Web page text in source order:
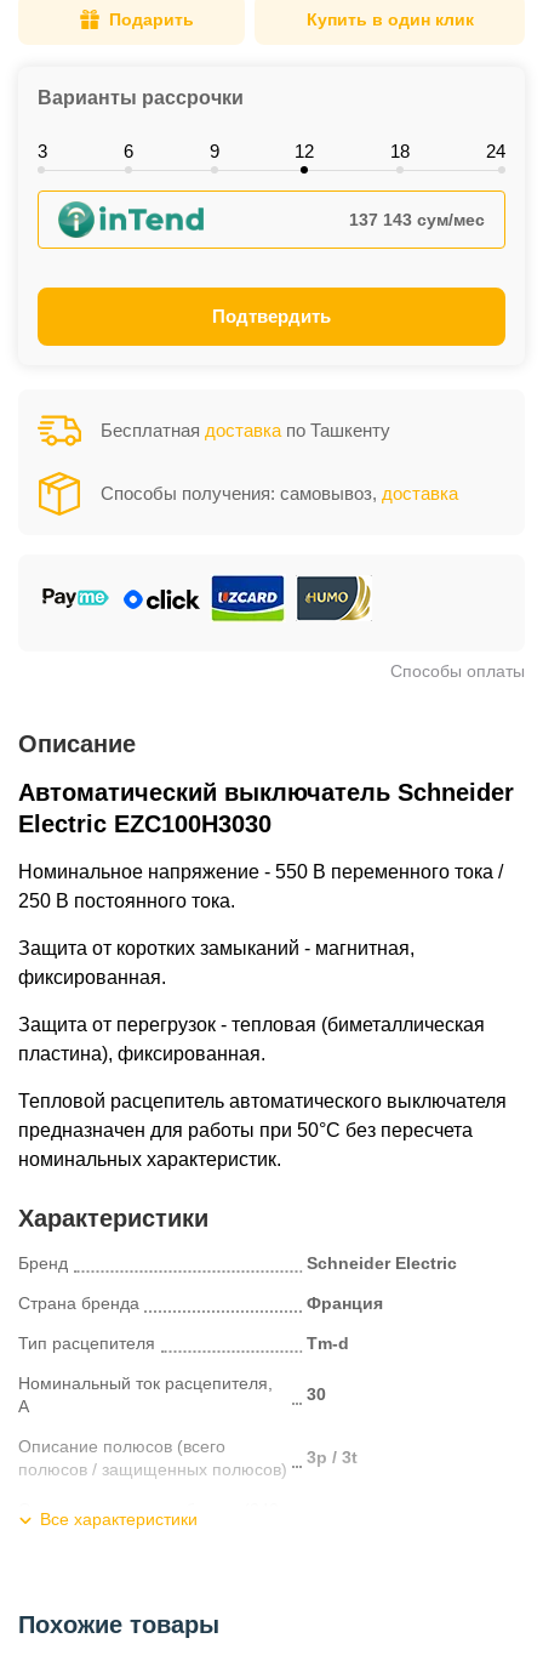
Подарить Купить в один клик
Варианты рассрочки
3 6 9 12 18 24
137 143 сум/мес
Подтвердить
Бесплатная доставка по Ташкенту
Способы получения: самовывоз, доставка
Способы оплаты
Описание
Автоматический выключатель Schneider
Electric EZC100H3030
Номинальное напряжение - 550 В переменного тока /
250 В постоянного тока.
Защита от коротких замыканий - магнитная,
фиксированная.
Защита от перегрузок - тепловая (биметаллическая
пластина), фиксированная.
Тепловой расцепитель автоматического выключателя
предназначен для работы при 50°C без пересчета
номинальных характеристик.
Характеристики
Бренд Schneider Electric
Страна бренда Франция
Тип расцепителя Tm-d
Номинальный ток расцепителя,
А
30
Описание полюсов (всего
полюсов / защищенных полюсов)
3p / 3t
Отключающая способность (240
В переменного тока, по UL508),
В переменного тока, по UL508),
Все характеристики
Похожие товары